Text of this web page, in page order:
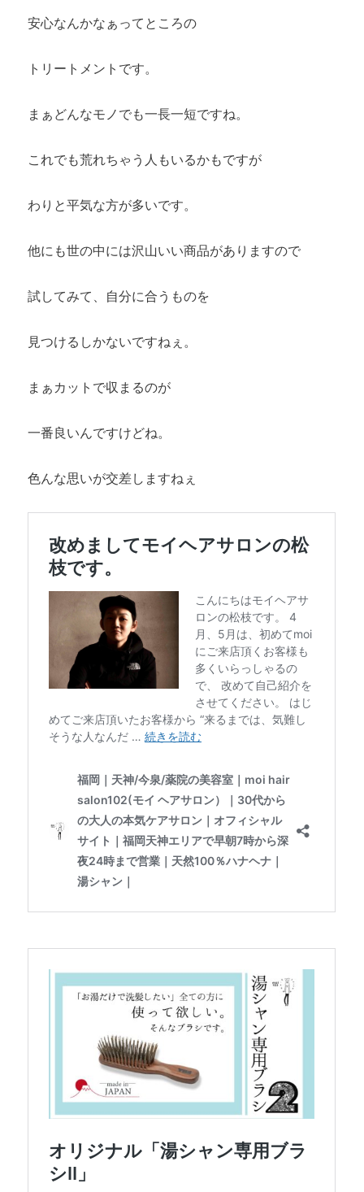
安心なんかなぁってところの
トリートメントです。
まぁどんなモノでも一長一短ですね。
これでも荒れちゃう人もいるかもですが
わりと平気な方が多いです。
他にも世の中には沢山いい商品がありますので
試してみて、自分に合うものを
見つけるしかないですねぇ。
まぁカットで収まるのが
一番良いんですけどね。
色んな思いが交差しますねぇ